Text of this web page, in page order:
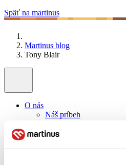
Späť na martinus
Martinus blog
Tony Blair
O nás
Náš príbeh
Galéria Martinusu
Sme B Corp